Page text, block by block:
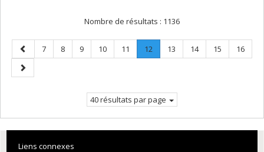
Nombre de résultats : 1136
Page
précédente
Page
7 Page
8 Page
9 Page
10 Page
11 Page
12
Page
Page
13 Page
14 Page
15 Page
16
Page
suivante
40 résultats par page
Liens connexes